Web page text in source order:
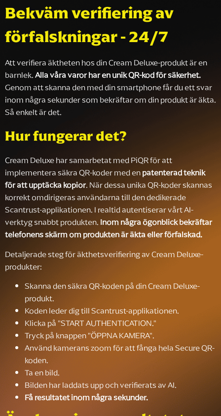
Bekväm verifiering av
förfalskningar - 24/7
Att verifiera äktheten hos din Cream Deluxe-produkt är en
barnlek.Alla våra varor har en unik QR-kod för säkerhet.
Genom att skanna den med din smartphone får du ett svar
inom några sekunder som bekräftar om din produkt är äkta.
Så enkelt är det.
Hur fungerar det?
Cream Deluxe har samarbetat med PiQR för att
implementera säkra QR-koder med enpatenterad teknik
för att upptäcka kopior. När dessa unika QR-koder skannas
korrekt omdirigeras användarna till den dedikerade
Scantrust-applikationen. I realtid autentiserar vårt AI-
verktyg snabbt produkten. Inom några ögonblick bekräftar
telefonens skärm om produkten är äkta eller förfalskad.
Detaljerade steg för äkthetsverifiering av Cream Deluxe-
produkter:
Skanna den säkra QR-koden på din Cream Deluxe-
produkt.
Koden leder dig till Scantrust-applikationen.
Klicka på "START AUTHENTICATION."
Tryck på knappen "ÖPPNA KAMERA".
Använd kamerans zoom för att fånga hela Secure QR-
koden.
Ta en bild.
Bilden har laddats upp och verifierats av AI.
Få resultatet inom några sekunder.